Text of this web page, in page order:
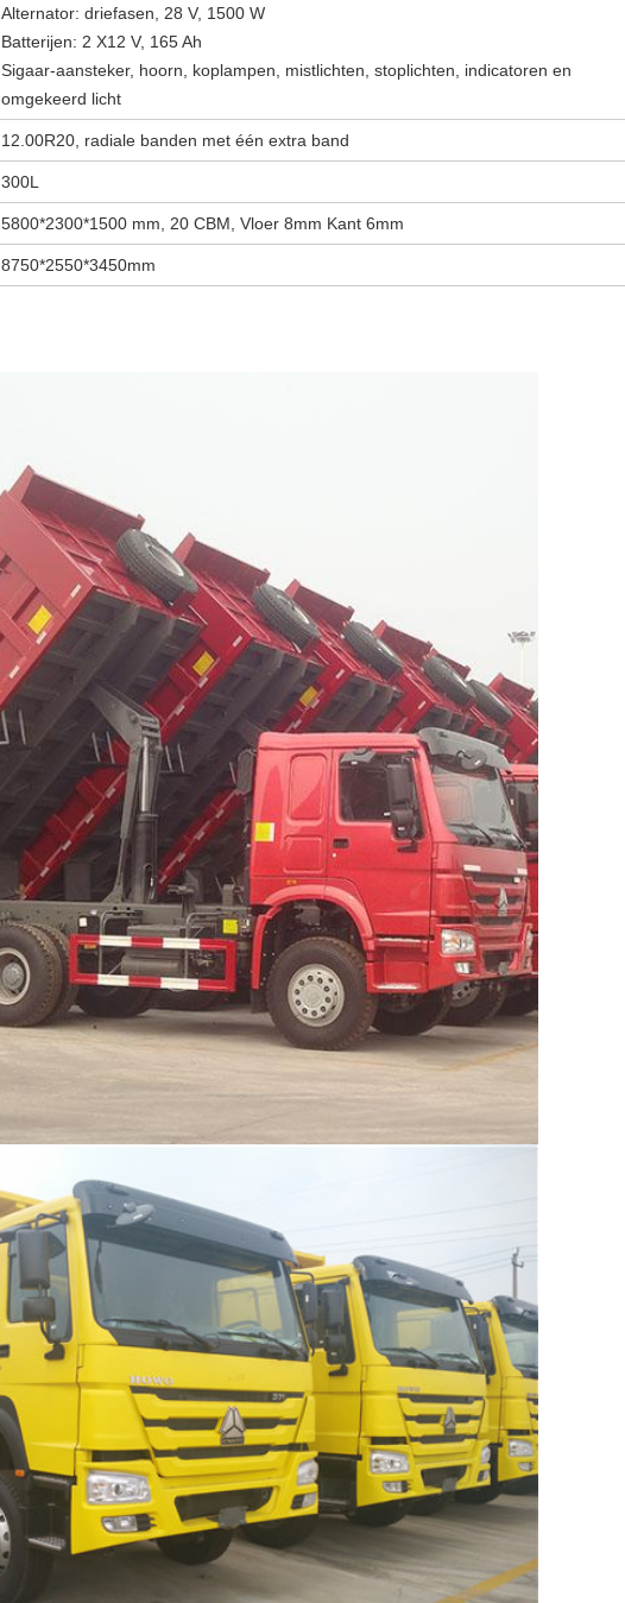
Alternator: driefasen, 28 V, 1500 W
Batterijen: 2 X12 V, 165 Ah
Sigaar-aansteker, hoorn, koplampen, mistlichten, stoplichten, indicatoren en
omgekeerd licht
12.00R20, radiale banden met één extra band
300L
5800*2300*1500 mm, 20 CBM, Vloer 8mm Kant 6mm
8750*2550*3450mm